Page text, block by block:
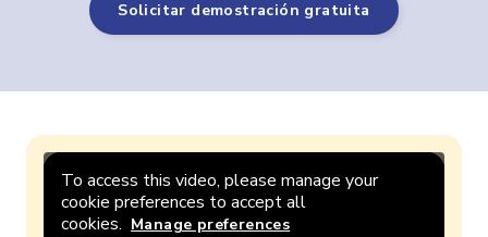
Solicitar demostración gratuita
To access this video, please manage your
cookie preferences to accept all
cookies. Manage preferences